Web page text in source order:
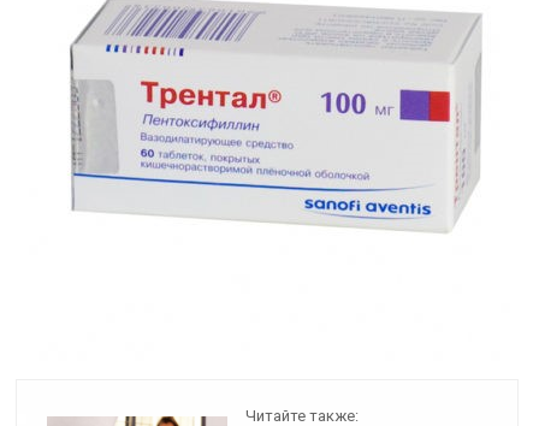
Читайте также: